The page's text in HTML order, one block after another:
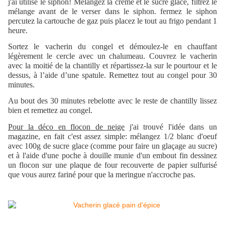
mélange avant de le verser dans le siphon. fermez le siphon
percutez la cartouche de gaz puis placez le tout au frigo pendant 1
heure.
Sortez le vacherin du congel et démoulez-le en chauffant
légèrement le cercle avec un chalumeau. Couvrez le vacherin
avec la moitié de la chantilly et répartissez-la sur le pourtour et le
dessus, à l’aide d’une spatule. Remettez tout au congel pour 30
minutes.
Au bout des 30 minutes rebelotte avec le reste de chantilly lissez
bien et remettez au congel.
Pour la déco en flocon de neige j'ai trouvé l'idée dans un
magazine, en fait c'est assez simple: mélangez 1/2 blanc d'oeuf
avec 100g de sucre glace (comme pour faire un glaçage au sucre)
et à l'aide d'une poche à douille munie d'un embout fin dessinez
un flocon sur une plaque de four recouverte de papier sulfurisé
que vous aurez fariné pour que la meringue n'accroche pas.